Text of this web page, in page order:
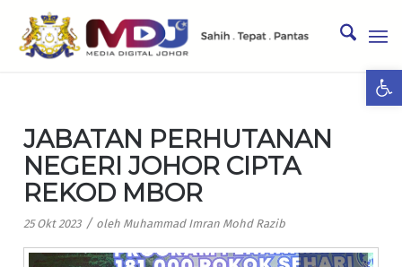
JABATAN PERHUTANAN
NEGERI JOHOR CIPTA
REKOD MBOR
25 Okt 2023 / oleh Muhammad Imran Mohd Razib